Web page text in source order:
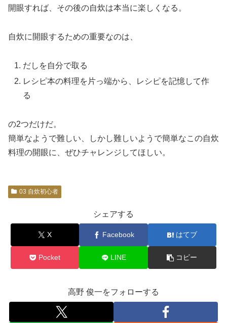
開眼すれば、その後の自炊は本当に楽しくなる。
自炊に開眼するための重要なのは、
だしを自分で取る
レシピ本の料理を片っ端から、レシピを記憶して作
る
の2つだけだ。
簡単なようで難しい、しかし難しいようで簡単なこの自炊
料理の開眼に、ぜひチャレンジしてほしい。
03 自炊初心者
シェアする
X Facebook はてブ
Pocket LINE コピー
高野 俊一をフォローする